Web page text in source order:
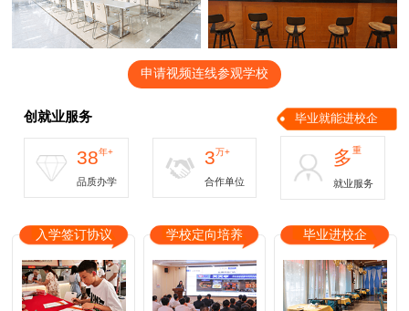
申请视频连线参观学校
创就业服务 毕业就能进校企
38年+
品质办学
3万+
合作单位
多重
就业服务
入学签订协议 学校定向培养 毕业进校企